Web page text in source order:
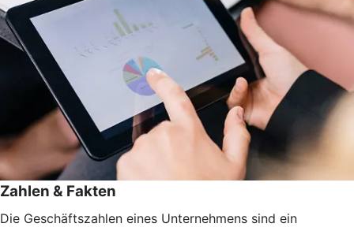
Zahlen & Fakten
Die Geschäftszahlen eines Unternehmens sind ein